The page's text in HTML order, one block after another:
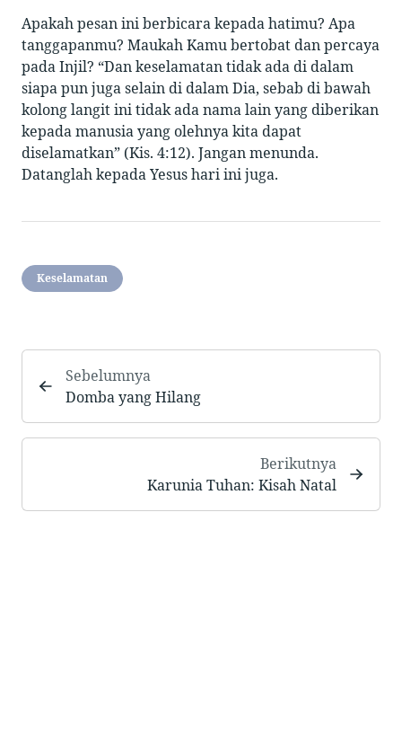
Apakah pesan ini berbicara kepada hatimu? Apa
tanggapanmu? Maukah Kamu bertobat dan percaya
pada Injil? “Dan keselamatan tidak ada di dalam
siapa pun juga selain di dalam Dia, sebab di bawah
kolong langit ini tidak ada nama lain yang diberikan
kepada manusia yang olehnya kita dapat
diselamatkan” (Kis. 4:12). Jangan menunda.
Datanglah kepada Yesus hari ini juga.
Keselamatan
Sebelumnya
Domba yang Hilang
Berikutnya
Karunia Tuhan: Kisah Natal